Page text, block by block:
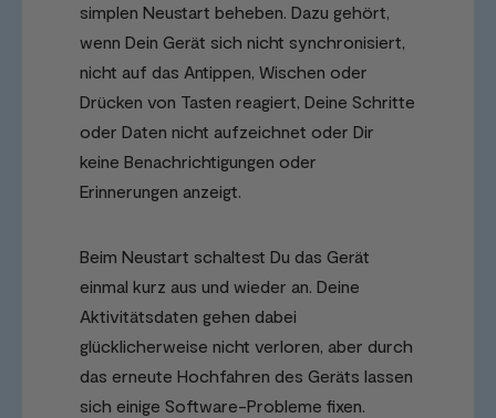
simplen Neustart beheben. Dazu gehört,
wenn Dein Gerät sich nicht synchronisiert,
nicht auf das Antippen, Wischen oder
Drücken von Tasten reagiert, Deine Schritte
oder Daten nicht aufzeichnet oder Dir
keine Benachrichtigungen oder
Erinnerungen anzeigt.
Beim Neustart schaltest Du das Gerät
einmal kurz aus und wieder an. Deine
Aktivitätsdaten gehen dabei
glücklicherweise nicht verloren, aber durch
das erneute Hochfahren des Geräts lassen
sich einige Software-Probleme fixen.